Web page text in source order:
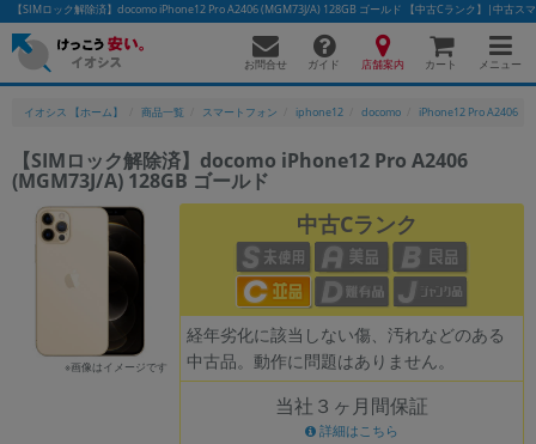
【SIMロック解除済】docomo iPhone12 Pro A2406 (MGM73J/A) 128GB ゴールド 【中古Cランク】|中古ス
お問合せ ガイド 店舗案内 カート メニュー
イオシス 【ホーム】 商品一覧 スマートフォン iphone12 docomo iPhone12 Pro A2406
【SIMロック解除済】docomo iPhone12 Pro A2406
(MGM73J/A) 128GB ゴールド
※画像はイメージです
中古Cランク
経年劣化に該当しない傷、汚れなどのある
中古品。動作に問題はありません。
当社３ヶ月間保証
詳細はこちら
かんたんパソコン検索に切り替える
人気の検索ワード： Let's note EliteBookMacBook